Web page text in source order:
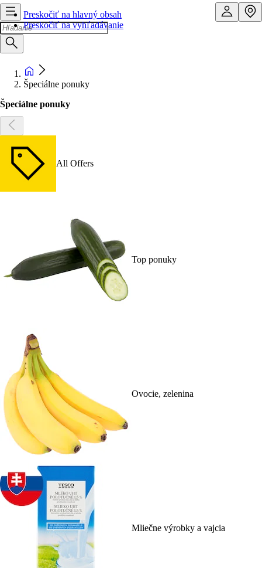
Preskočiť na hlavný obsah
Preskočiť na vyhľadávanie
Špeciálne ponuky
Špeciálne ponuky
All Offers
Top ponuky
Ovocie, zelenina
Mliečne výrobky a vajcia